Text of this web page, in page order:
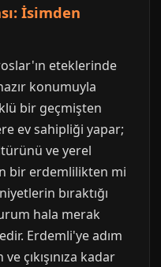
İsimden
eteklerinde
konumuyla
bir geçmişten
ev sahipliği yapar;
ve yerel
bir erdemlilikten mi
bıraktığı
hala merak
Erdemli'ye adım
çıkışınıza kadar